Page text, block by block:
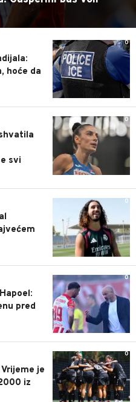
0
hoće da
0
svi
0
0
pred
0
je
iz